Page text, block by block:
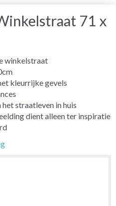
71 x
winkelstraat
kleurrijke gevels
straatleven in huis
dient alleen ter inspiratie